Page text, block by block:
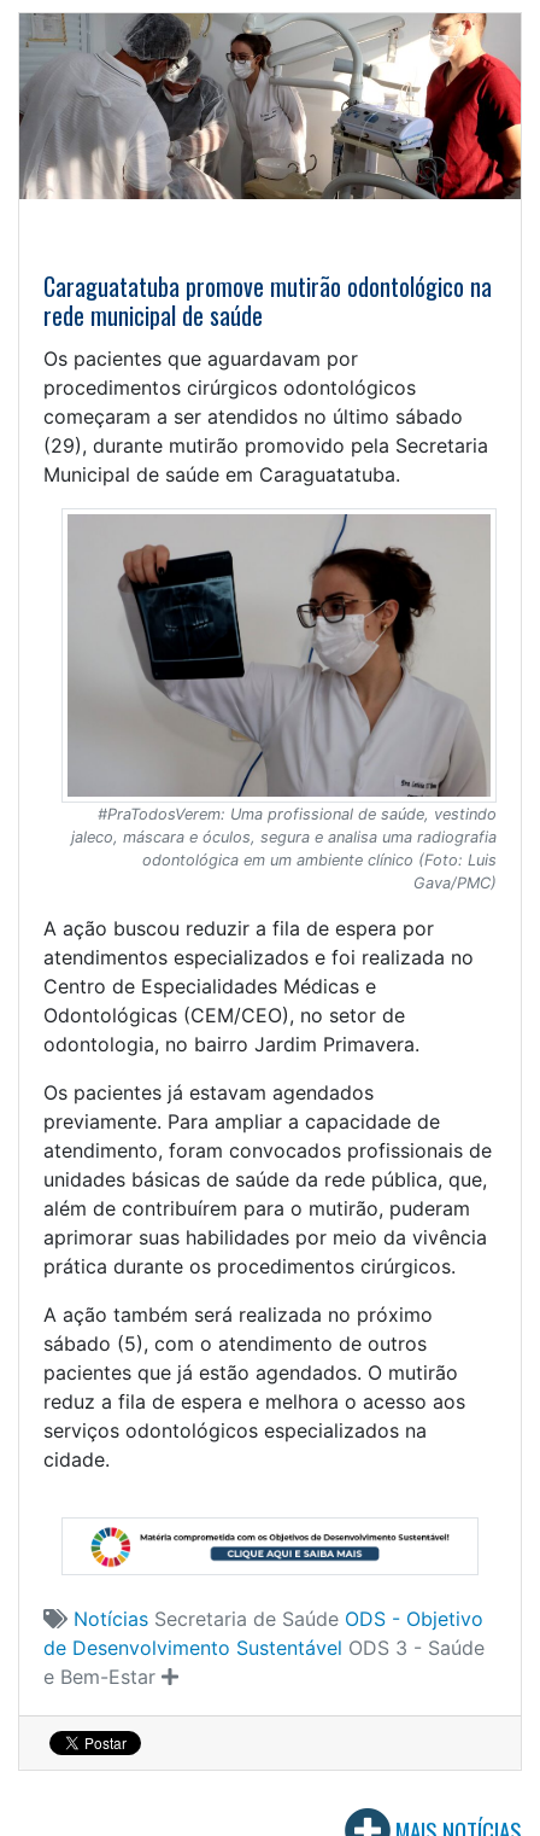
Caraguatatuba promove mutirão odontológico na
rede municipal de saúde
Os pacientes que aguardavam por
procedimentos cirúrgicos odontológicos
começaram a ser atendidos no último sábado
(29), durante mutirão promovido pela Secretaria
Municipal de saúde em Caraguatatuba.
#PraTodosVerem: Uma profissional de saúde, vestindo
jaleco, máscara e óculos, segura e analisa uma radiografia
odontológica em um ambiente clínico (Foto: Luis
Gava/PMC)
A ação buscou reduzir a fila de espera por
atendimentos especializados e foi realizada no
Centro de Especialidades Médicas e
Odontológicas (CEM/CEO), no setor de
odontologia, no bairro Jardim Primavera.
Os pacientes já estavam agendados
previamente. Para ampliar a capacidade de
atendimento, foram convocados profissionais de
unidades básicas de saúde da rede pública, que,
além de contribuírem para o mutirão, puderam
aprimorar suas habilidades por meio da vivência
prática durante os procedimentos cirúrgicos.
A ação também será realizada no próximo
sábado (5), com o atendimento de outros
pacientes que já estão agendados. O mutirão
reduz a fila de espera e melhora o acesso aos
serviços odontológicos especializados na
cidade.
Notícias Secretaria de Saúde ODS - Objetivo
de Desenvolvimento Sustentável ODS 3 - Saúde
e Bem-Estar